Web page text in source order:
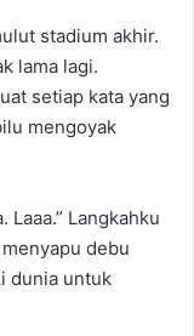
stadium akhir.
lama lagi.
setiap kata yang
mengoyak
Laaa.” Langkahku
debu
dunia untuk